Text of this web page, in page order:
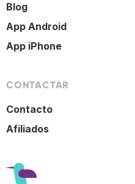
Blog
App Android
App iPhone
CONTACTAR
Contacto
Afiliados